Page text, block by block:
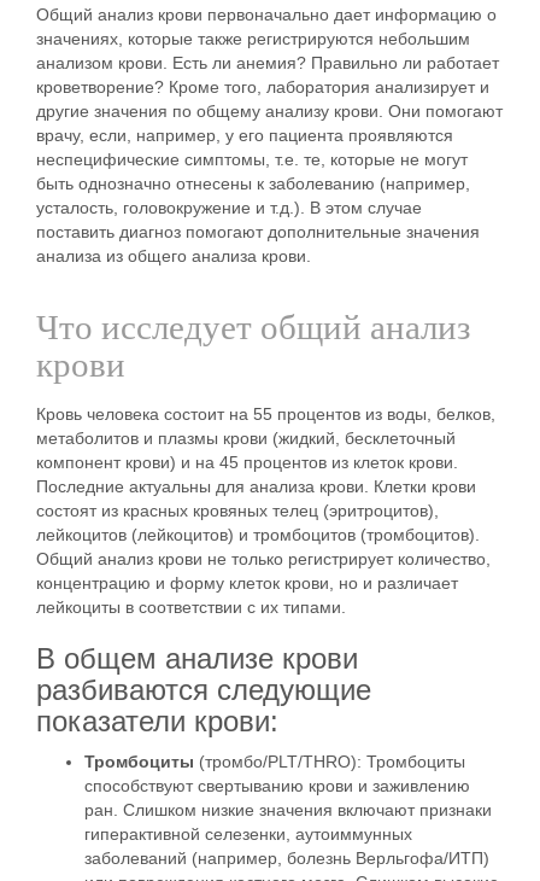
Общий анализ крови первоначально дает информацию о
значениях, которые также регистрируются небольшим
анализом крови. Есть ли анемия? Правильно ли работает
кроветворение? Кроме того, лаборатория анализирует и
другие значения по общему анализу крови. Они помогают
врачу, если, например, у его пациента проявляются
неспецифические симптомы, т.е. те, которые не могут
быть однозначно отнесены к заболеванию (например,
усталость, головокружение и т.д.). В этом случае
поставить диагноз помогают дополнительные значения
анализа из общего анализа крови.
Что исследует общий анализ
крови
Кровь человека состоит на 55 процентов из воды, белков,
метаболитов и плазмы крови (жидкий, бесклеточный
компонент крови) и на 45 процентов из клеток крови.
Последние актуальны для анализа крови. Клетки крови
состоят из красных кровяных телец (эритроцитов),
лейкоцитов (лейкоцитов) и тромбоцитов (тромбоцитов).
Общий анализ крови не только регистрирует количество,
концентрацию и форму клеток крови, но и различает
лейкоциты в соответствии с их типами.
В общем анализе крови
разбиваются следующие
показатели крови:
Тромбоциты (тромбо/PLT/THRO): Тромбоциты
способствуют свертыванию крови и заживлению
ран. Слишком низкие значения включают признаки
гиперактивной селезенки, аутоиммунных
заболеваний (например, болезнь Верльгофа/ИТП)